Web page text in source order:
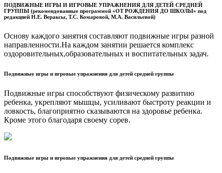
ПОДВИЖНЫЕ ИГРЫ И ИГРОВЫЕ УПРАЖНЕНИЯ ДЛЯ ДЕТЕЙ СРЕДНЕЙ
ГРУППЫ (рекомендованные программой «ОТ РОЖДЕНИЯ ДО ШКОЛЫ» под
редакцией Н.Е. Вераксы, Т.С. Комаровой, М.А. Васильевой)
Основу каждого занятия составляют подвижные игры разной
направленности.На каждом занятии решается комплекс
оздоровительных,образовательных и воспитательных задач.
Подвижные игры и игровые упражнения для детей средней группы
Подвижные игры способствуют физическому развитию
ребенка, укрепляют мышцы, усиливают быстроту реакции и
ловкость, благоприятно сказываются на здоровье ребенка.
Кроме этого благодаря своему сорев.
Подвижные игры и игровые упражнения для детей средней группы